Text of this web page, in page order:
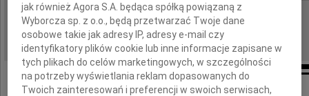
REGION: cała Polska, Warszawa
DATA EMISJI: 11.04.2010
jak również Agora S.A. będąca spółką powiązaną z
Wyborcza sp. z o.o., będą przetwarzać Twoje dane
osobowe takie jak adresy IP, adresy e-mail czy
identyfikatory plików cookie lub inne informacje zapisane w
tych plikach do celów marketingowych, w szczególności
na potrzeby wyświetlania reklam dopasowanych do
Twoich zainteresowań i preferencji w swoich serwisach,